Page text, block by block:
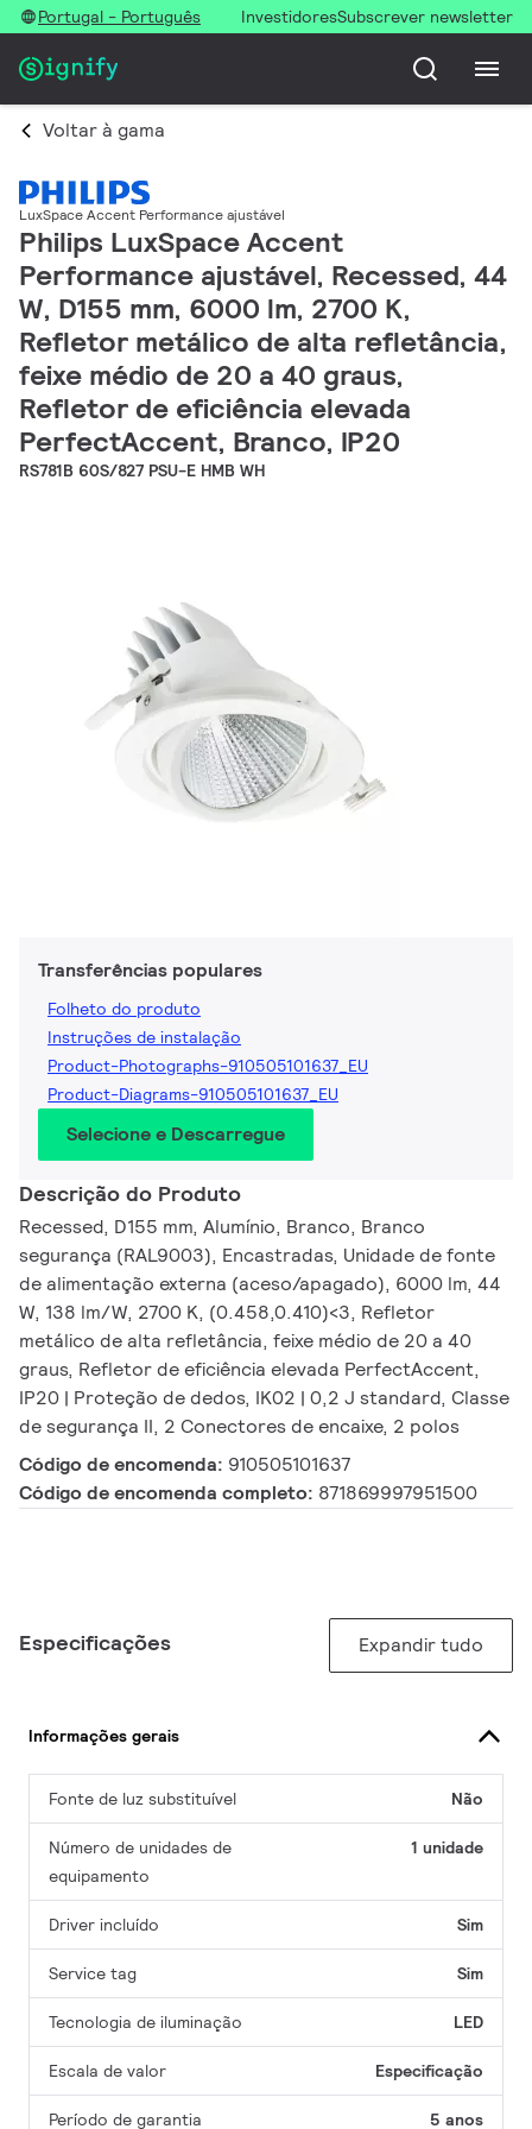
Portugal - Português InvestidoresSubscrever newsletter
Voltar à gama
LuxSpace Accent Performance ajustável
Philips LuxSpace Accent
Performance ajustável, Recessed, 44
W, D155 mm, 6000 lm, 2700 K,
Refletor metálico de alta refletância,
feixe médio de 20 a 40 graus,
Refletor de eficiência elevada
PerfectAccent, Branco, IP20
RS781B 60S/827 PSU-E HMB WH
Transferências populares
Folheto do produto
Instruções de instalação
Product-Photographs-910505101637_EU
Product-Diagrams-910505101637_EU
Selecione e Descarregue
Descrição do Produto
Recessed, D155 mm, Alumínio, Branco, Branco
segurança (RAL9003), Encastradas, Unidade de fonte
de alimentação externa (aceso/apagado), 6000 lm, 44
W, 138 lm/W, 2700 K, (0.458,0.410)<3, Refletor
metálico de alta refletância, feixe médio de 20 a 40
graus, Refletor de eficiência elevada PerfectAccent,
IP20 | Proteção de dedos, IK02 | 0,2 J standard, Classe
de segurança II, 2 Conectores de encaixe, 2 polos
Código de encomenda: 910505101637
Código de encomenda completo: 871869997951500
Especificações Expandir tudo
Informações gerais
Fonte de luz substituível Não
Número de unidades de
equipamento
1 unidade
Driver incluído Sim
Service tag Sim
Tecnologia de iluminação LED
Escala de valor Especificação
Período de garantia 5 anos